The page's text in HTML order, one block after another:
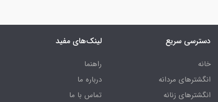
دسترسی سریع
خانه
انگشترهای مردانه
انگشترهای زنانه
لینک‌های مفید
راهنما
درباره ما
تماس با ما